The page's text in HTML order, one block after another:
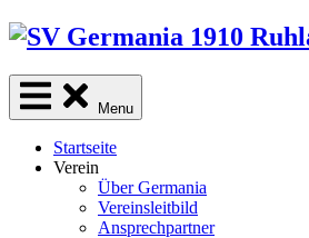
Skip
content
Menu
Startseite
Verein
Über Germania
Vereinsleitbild
Ansprechpartner